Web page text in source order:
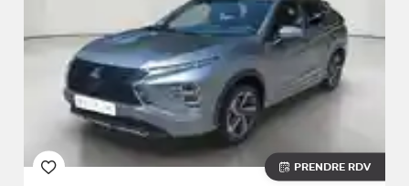
PRENDRE RDV